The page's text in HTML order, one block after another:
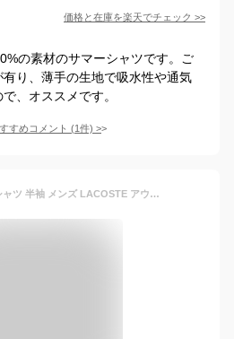
価格と在庫を楽天でチェック >>
の素材のサマーシャツです。ご
り、薄手の生地で吸水性や通気
、オススメです。
すめコメント (1件) >
送料無料 ラコステ Tシャツ 半袖 メンズ LACOSTE アウトラインクロック ポケットT クルーネック 無地 ワンポイント メンズウェア カジュアル ポケT シンプル わに ワニ 黒 緑 紺 白 ベージュ 男性用 服 ブランド アパレル/TH5581-99